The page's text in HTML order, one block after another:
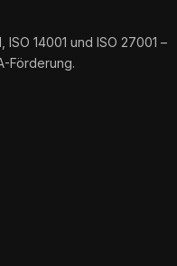
14001 und ISO 27001 –
Förderung.